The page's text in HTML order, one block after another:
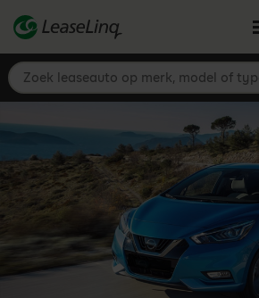
Zoek leaseauto op merk, model of type